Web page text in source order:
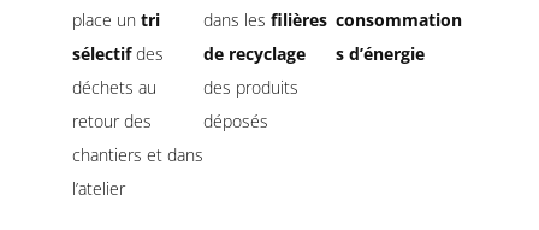
place un tri
sélectifdes
déchets au
retour des
chantiers et dans
l’atelier
dans lesfilières
de recyclage
des produits
déposés
consommation
s d’énergie